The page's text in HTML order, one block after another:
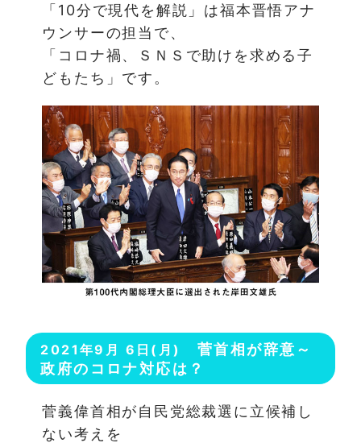
「10分で現代を解説」は福本晋悟アナ
ウンサーの担当で、
「コロナ禍、ＳＮＳで助けを求める子
どもたち」です。
2021年9月 6日(月)
菅首相が辞意～
政府のコロナ対応は？
菅義偉首相が自民党総裁選に立候補し
ない考えを